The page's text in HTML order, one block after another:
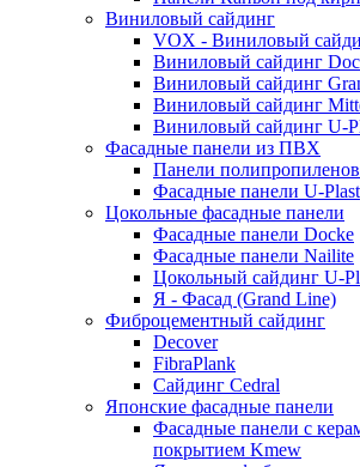
Виниловый сайдинг
VOX - Виниловый
Виниловый сайдинг
Виниловый сайдинг
Виниловый сайдинг
Виниловый сайдинг U-
Фасадные панели из ПВХ
Панели
Фасадные панели U-Plast
Цокольные фасадные панели
Фасадные панели Docke
Фасадные панели Nailite
Цокольный сайдинг U-
Я - Фасад (Grand Line)
Фиброцементный сайдинг
Decover
FibraPlank
Сайдинг Cedral
Японские фасадные панели
Фасадные панели с
покрытием Kmew